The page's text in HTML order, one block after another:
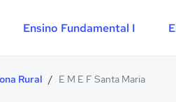
Ensino Fundamental I
Rural / E M E F Santa Maria